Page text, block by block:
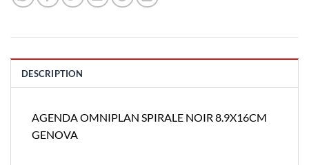
DESCRIPTION
AGENDA OMNIPLAN SPIRALE NOIR 8.9X16CM
GENOVA